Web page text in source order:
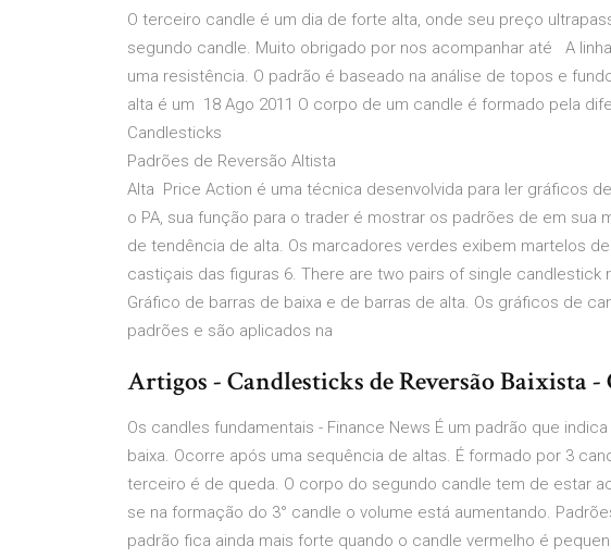
O terceiro candle é um dia de forte alta, onde seu preço
segundo candle. Muito obrigado por nos acompanhar até A
uma resistência. O padrão é baseado na análise de topos e
alta é um 18 Ago 2011 O corpo de um candle é formado pela
Candlesticks
Padrões de Reversão Altista
Alta Price Action é uma técnica desenvolvida para ler gráficos
o PA, sua função para o trader é mostrar os padrões de em sua
de tendência de alta. Os marcadores verdes exibem martelos
castiçais das figuras 6. There are two pairs of single candlestick
Gráfico de barras de baixa e de barras de alta. Os gráficos de
padrões e são aplicados na
Artigos - Candlesticks de Reversão Baixista -
Os candles fundamentais - Finance News É um padrão que
baixa. Ocorre após uma sequência de altas. É formado por 3
terceiro é de queda. O corpo do segundo candle tem de estar
se na formação do 3° candle o volume está aumentando.
padrão fica ainda mais forte quando o candle vermelho é